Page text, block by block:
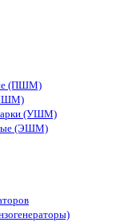
(ПШМ)
(УШМ)
(ЭШМ)